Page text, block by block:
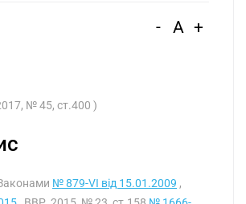
- A +
№ 45, ст.400 )
№ 879-VI від 15.01.2009 ,